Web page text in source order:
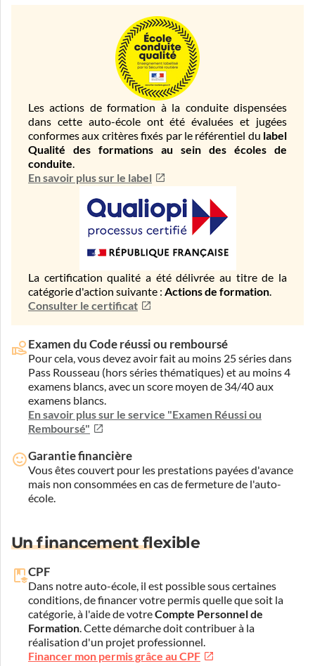
Les actions de formation à la conduite dispensées
dans cette auto-école ont été évaluées et jugées
conformes aux critères fixés par le référentiel du label
Qualité des formations au sein des écoles de
conduite.
En savoir plus sur le label
La certification qualité a été délivrée au titre de la
catégorie d'action suivante : Actions de formation.
Consulter le certificat
Examen du Code réussi ou remboursé
Pour cela, vous devez avoir fait au moins 25 séries dans
Pass Rousseau (hors séries thématiques) et au moins 4
examens blancs, avec un score moyen de 34/40 aux
examens blancs.
En savoir plus sur le service "Examen Réussi ou
Remboursé"
Garantie financière
Vous êtes couvert pour les prestations payées d'avance
mais non consommées en cas de fermeture de l'auto-
école.
Un financement flexible
CPF
Dans notre auto-école, il est possible sous certaines
conditions, de financer votre permis quelle que soit la
catégorie, à l'aide de votreCompte Personnel de
Formation. Cette démarche doit contribuer à la
réalisation d'un projet professionnel.
Financer mon permis grâce au CPF